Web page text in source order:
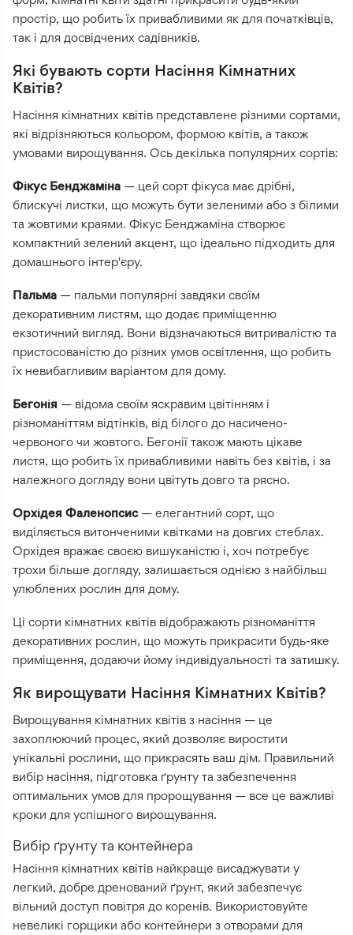
простір, що робить їх привабливими як для початківців,
так і для досвідчених садівників.
Які бувають сорти Насіння Кімнатних
Квітів?
Насіння кімнатних квітів представлене різними сортами,
які відрізняються кольором, формою квітів, а також
умовами вирощування. Ось декілька популярних сортів:
Фікус Бенджаміна — цей сорт фікуса має дрібні,
блискучі листки, що можуть бути зеленими або з білими
та жовтими краями. Фікус Бенджаміна створює
компактний зелений акцент, що ідеально підходить для
домашнього інтер'єру.
Пальма — пальми популярні завдяки своїм
декоративним листям, що додає приміщенню
екзотичний вигляд. Вони відзначаються витривалістю та
пристосованістю до різних умов освітлення, що робить
їх невибагливим варіантом для дому.
Бегонія — відома своїм яскравим цвітінням і
різноманіттям відтінків, від білого до насичено-
червоного чи жовтого. Бегонії також мають цікаве
листя, що робить їх привабливими навіть без квітів, і за
належного догляду вони цвітуть довго та рясно.
Орхідея Фаленопсис— елегантний сорт, що
виділяється витонченими квітками на довгих стеблах.
Орхідея вражає своєю вишуканістю і, хоч потребує
трохи більше догляду, залишається однією з найбільш
улюблених рослин для дому.
Ці сорти кімнатних квітів відображають різноманіття
декоративних рослин, що можуть прикрасити будь-яке
приміщення, додаючи йому індивідуальності та затишку.
Як вирощувати Насіння Кімнатних Квітів?
Вирощування кімнатних квітів з насіння — це
захоплюючий процес, який дозволяє виростити
унікальні рослини, що прикрасять ваш дім. Правильний
вибір насіння, підготовка ґрунту та забезпечення
оптимальних умов для пророщування — все це важливі
кроки для успішного вирощування.
Вибір ґрунту та контейнера
Насіння кімнатних квітів найкраще висаджувати у
легкий, добре дренований ґрунт, який забезпечує
вільний доступ повітря до коренів. Використовуйте
невеликі горщики або контейнери з отворами для